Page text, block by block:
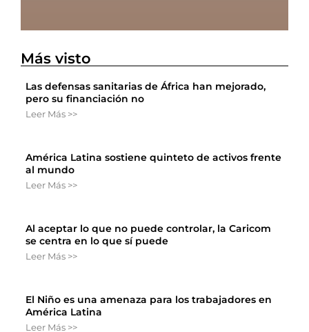
Más visto
Las defensas sanitarias de África han mejorado,
pero su financiación no
Leer Más >>
América Latina sostiene quinteto de activos frente
al mundo
Leer Más >>
Al aceptar lo que no puede controlar, la Caricom
se centra en lo que sí puede
Leer Más >>
El Niño es una amenaza para los trabajadores en
América Latina
Leer Más >>